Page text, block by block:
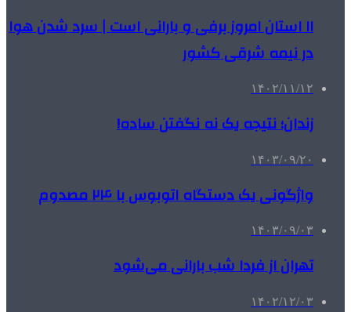
۱۱ استان امروز برفی و بارانی است | سرد شدن هوا
در نیمه شرقی کشور
۱۴۰۲/۱۱/۱۲
زندان؛ نتیجه یک نه نگفتن ساده!
۱۴۰۳/۰۹/۲۰
واژگونی یک دستگاه اتوبوس با ۲۴ مصدوم
۱۴۰۳/۰۹/۰۳
تهران از فردا شب بارانی می‌شود
۱۴۰۲/۱۲/۰۳